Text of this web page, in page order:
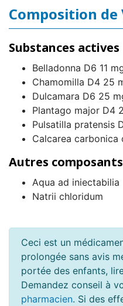
Composition
Substances actives
Belladonna D6 11
Chamomilla D4 25
Dulcamara D6 25
Plantago major D4
Pulsatilla pratensis
Calcarea carbonica
Autres composants
Aqua ad iniectabilia
Natrii chloridum
Ceci est un
prolongée sans avis
portée des enfants,
Demandez conseil à
pharmacien. Si des